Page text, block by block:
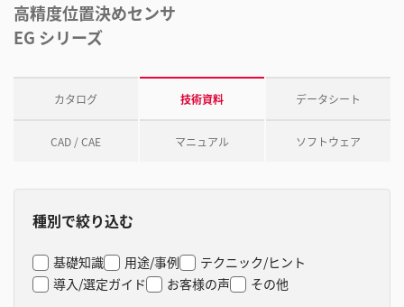
高精度位置決めセンサ
EG シリーズ
カタログ 技術資料 データシート
CAD / CAE マニュアル ソフトウェア
種別で絞り込む
基礎知識 用途/事例
テクニック/ヒント
導入/選定ガイド
お客様の声 その他